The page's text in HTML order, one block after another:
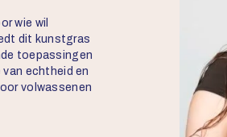
wie wil
dit kunstgras
toepassingen
echtheid en
volwassenen